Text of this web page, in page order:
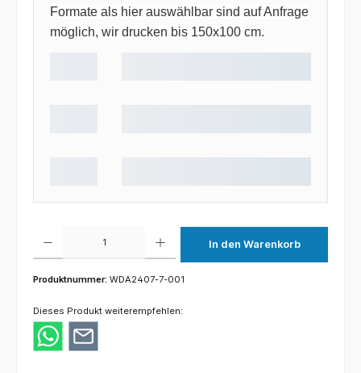
Formate als hier auswählbar sind auf Anfrage
möglich, wir drucken bis 150x100 cm.
In den Warenkorb
Produktnummer: WDA2407-7-001
Dieses Produkt weiterempfehlen: